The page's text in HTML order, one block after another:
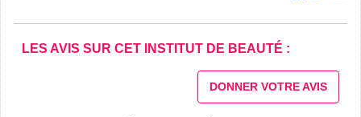
LES AVIS SUR CET INSTITUT DE BEAUTÉ :
DONNER VOTRE AVIS